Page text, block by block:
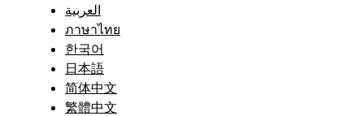
العربية
ภาษาไทย
한국어
日本語
简体中文
繁體中文